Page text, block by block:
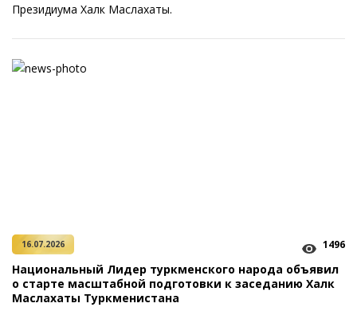
Президиума Халк Маслахаты.
16.07.2026 1496
Национальный Лидер туркменского народа объявил
о старте масштабной подготовки к заседанию Халк
Маслахаты Туркменистана